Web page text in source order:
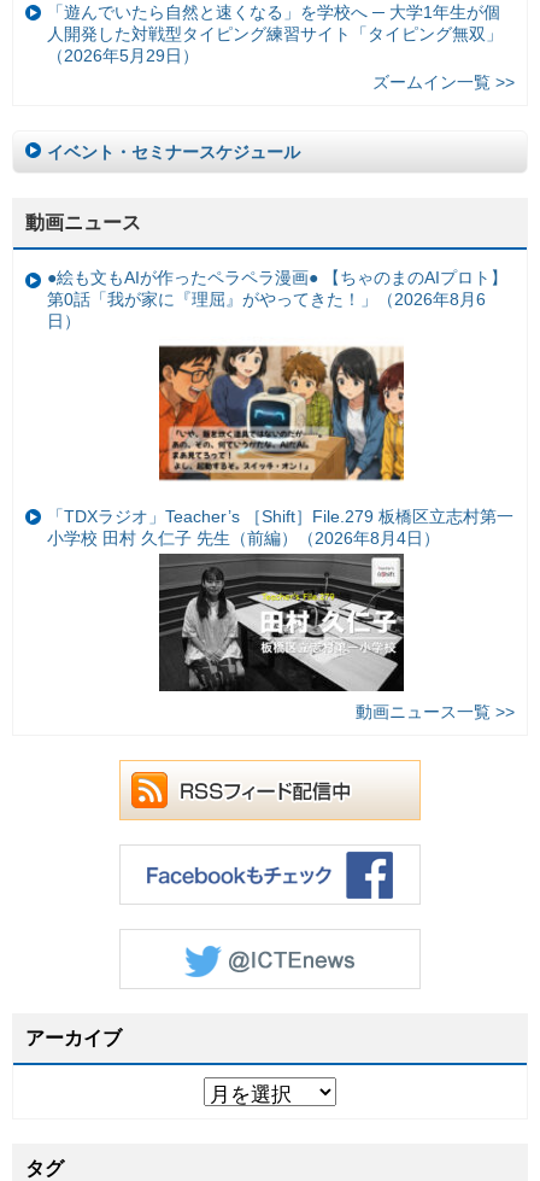
「遊んでいたら自然と速くなる」を学校へ ─ 大学1年生が個
人開発した対戦型タイピング練習サイト「タイピング無双」
（2026年5月29日）
ズームイン一覧 >>
イベント・セミナースケジュール
動画ニュース
●絵も文もAIが作ったペラペラ漫画● 【ちゃのまのAIプロト】
第0話「我が家に『理屈』がやってきた！」（2026年8月6
日）
「TDXラジオ」Teacher’s ［Shift］File.279 板橋区立志村第一
小学校 田村 久仁子 先生（前編）（2026年8月4日）
動画ニュース一覧 >>
アーカイブ
タグ